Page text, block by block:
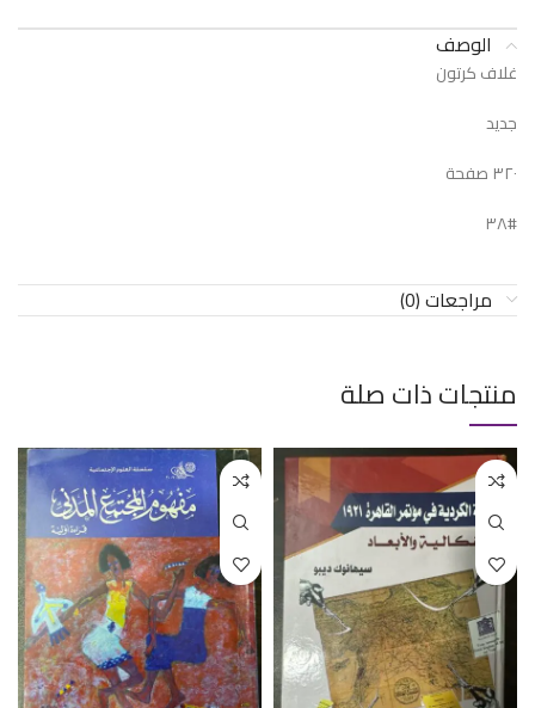
الوصف
غلاف كرتون
جديد
٣٢٠ صفحة
#٣٨
مراجعات (0)
منتجات ذات صلة